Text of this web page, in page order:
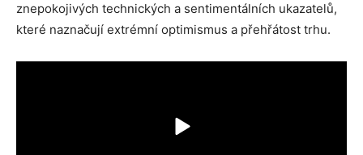
znepokojivých technických a sentimentálních ukazatelů,
které naznačují extrémní optimismus a přehřátost trhu.